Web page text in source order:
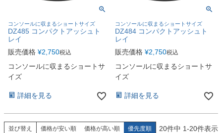
コンソールに収まるショートサイズ
DZ485 コンパクトアッシュト
レイ
販売価格 ¥2,750税込
コンソールに収まるショートサ
イズ
詳細を見る
コンソールに収まるショートサイズ
DZ484 コンパクトアッシュト
レイ
販売価格 ¥2,750税込
コンソールに収まるショートサ
イズ
詳細を見る
並び替え 価格が安い順 価格が高い順 優先度順 20件中 1-20件表示